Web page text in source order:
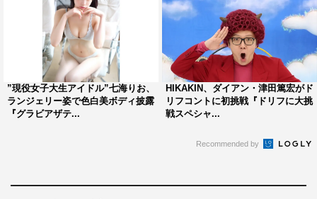
”現役女子大生アイドル”七海りお、
ランジェリー姿で色白美ボディ披露
『グラビアザテ...
HIKAKIN、ダイアン・津田篤宏がド
リフコントに初挑戦『ドリフに大挑
戦スペシャ...
Recommended by